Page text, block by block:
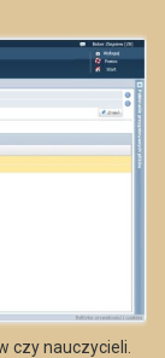
czy nauczycieli.